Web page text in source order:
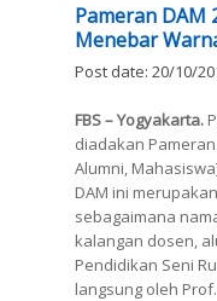
Pameran DAM
Menebar
Post date: 20/10/
FBS – Yogyakarta.
diadakan
Alumni,
DAM ini
sebagaimana
kalangan dosen,
Pendidikan Seni
langsung oleh